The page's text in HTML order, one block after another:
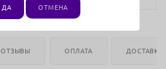
ОТЗЫВЫ ОПЛАТА ДОСТАВКА
ДА ОТМЕНА